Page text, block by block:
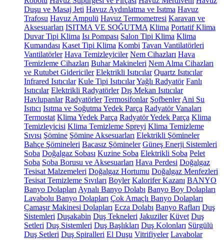
Duşu ve Masaj Jeti Havuz Aydınlatma ve Isıtma Havuz
Trafosu Havuz Ampulü Havuz Termometresi Karavan ve
Aksesuarları ISITMA VE SOĞUTMA Klima Portatif Klima
Duvar Tipi Klima Isı Pompası Salon Tipi Klima Klima
Kumandası Kaset Tipi Klima Kombi Tavan Vantilatörleri
Vantilatörler Hava Temizleyiciler Nem Cihazları Hava
Temizleme Cihazları Buhar Makineleri Nem Alma Cihazları
ve Rutubet Gidericiler Elektrikli Isıtıcılar Quartz Isıtıcılar
Infrared Isıtıcılar Kule Tipi IsıtıcılarYağlı Radyatör Fanlı
Isıtıcılar Elektrikli Radyatörler Dış Mekan Isıtıcılar
Havlupanlar Radyatörler Termosifonlar Şofbenler Ani Su
Isıtıcı Isıtma ve Soğutma Yedek Parça Radyatör Vanaları
Termostat Klima Yedek Parça Radyatör Yedek Parça Klima
Temizleyicisi Klima Temizleme Spreyi Klima Temizleme
Sıvısı Şömine Şömine Aksesuarları Elektrikli Şömineler
Bahçe Şömineleri Bacasız Şömineler Güneş Enerji Sistemleri
Soba Doğalgaz Sobası Kuzine Soba Elektrikli Soba Pelet
Soba Soba Borusu ve Aksesuarları Hava Perdesi Doğalgaz
Tesisat Malzemeleri Doğalgaz Hortumu Doğalgaz Menfezleri
Tesisat Temizleme Sıvıları Boyler Kalorifer Kazanı BANYO
Banyo Dolapları Aynalı Banyo Dolabı Banyo Boy Dolapları
Lavabolu Banyo Dolapları Çok Amaçlı Banyo Dolapları
Çamaşır Makinesi Dolapları Ecza Dolabı Banyo Rafları Duş
Sistemleri Duşakabin Duş Tekneleri Jakuziler Küvet Duş
Setleri Duş Sistemleri Duş Başlıkları Duş Kolonları Sürgülü
Duş Setleri Duş Spiralleri El Duşu Vitrifiyeler Lavabolar